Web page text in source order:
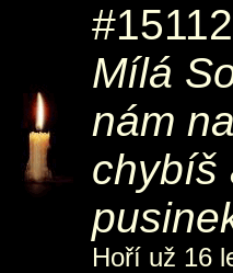
#15112
Mílá
nám
chybíš
Hoří už 16